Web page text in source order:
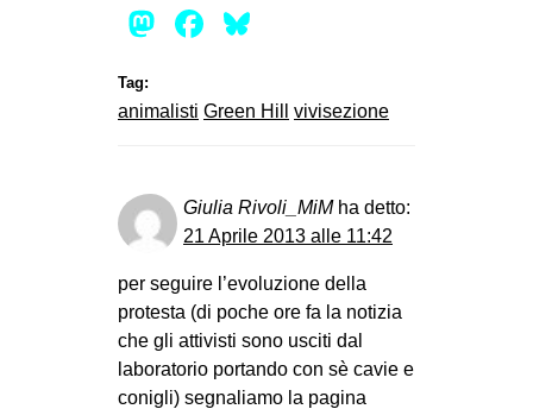
Mastodon
Facebook
Tag:
animalisti Green Hill vivisezione
Giulia Rivoli_MiM ha detto:
21 Aprile 2013 alle 11:42
per seguire l’evoluzione della
protesta (di poche ore fa la notizia
che gli attivisti sono usciti dal
laboratorio portando con sè cavie e
conigli) segnaliamo la pagina